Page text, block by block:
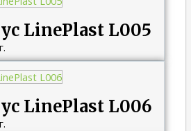
LinePlast L005
LinePlast L006